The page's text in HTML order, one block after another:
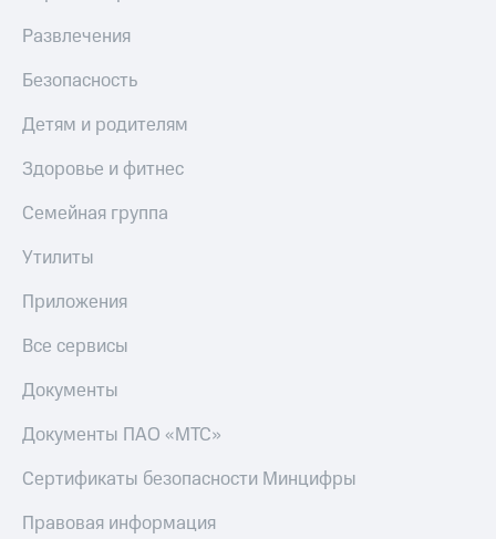
Развлечения
Безопасность
Детям и родителям
Здоровье и фитнес
Семейная группа
Утилиты
Приложения
Все сервисы
Документы
Документы ПАО «МТС»
Сертификаты безопасности Минцифры
Правовая информация